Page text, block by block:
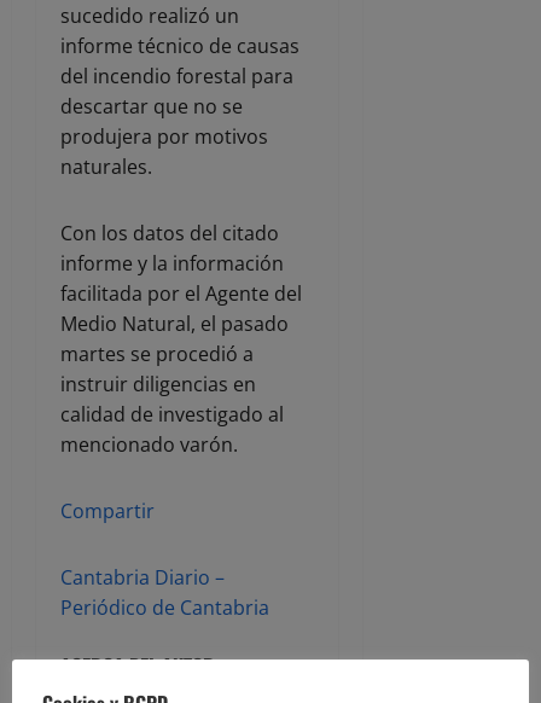
sucedido realizó un
informe técnico de causas
del incendio forestal para
descartar que no se
produjera por motivos
naturales.
Con los datos del citado
informe y la información
facilitada por el Agente del
Medio Natural, el pasado
martes se procedió a
instruir diligencias en
calidad de investigado al
mencionado varón.
Compartir
Cantabria Diario –
Periódico de Cantabria
ACERCA DEL AUTOR